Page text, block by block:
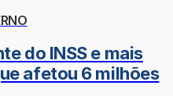
do INSS e mais
afetou 6 milhões